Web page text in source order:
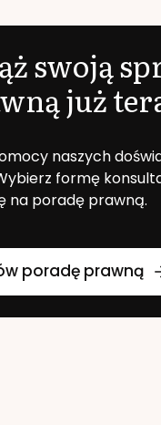
swoją
już
naszych
formę
na poradę prawną.
poradę prawną